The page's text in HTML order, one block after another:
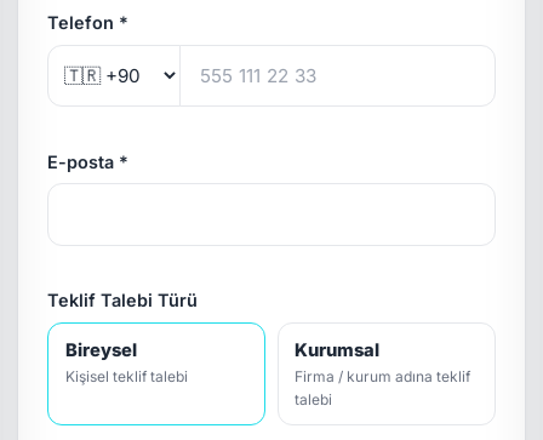
Telefon *
E-posta *
Teklif Talebi Türü
Bireysel
Kişisel teklif talebi
Kurumsal
Firma / kurum adına teklif
talebi